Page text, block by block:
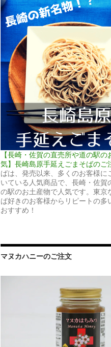
【長崎・佐賀の直売所や道の駅の
気】長崎島原手延えごまそばのご
ばは、発売以来、多くのお客様に
いている人気商品で、長崎・佐賀
の駅のお土産物で人気です。東京
ば好きのお客様からリピートの多
おすすめ！
マヌカハニーのご注文